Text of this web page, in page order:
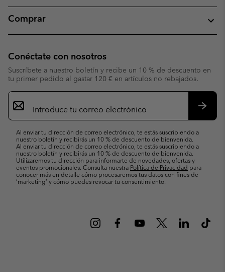
Comprar
Conéctate con nosotros
Suscríbete a nuestro boletín y recibe un 10 % de descuento en
tu primer pedido al gastar 120 € en artículos no rebajados.
Suscripción
de
correo
Al enviar tu dirección de correo electrónico, te estás suscribiendo a
nuestro boletín y recibirás un 10 % de descuento de bienvenida.
Al enviar tu dirección de correo electrónico, te estás suscribiendo a
nuestro boletín y recibirás un 10 % de descuento de bienvenida.
Utilizaremos tu dirección para informarte de novedades, ofertas y
eventos promocionales. Consulta nuestra Política de Privacidad para
conocer más en detalle cómo procesaremos tus datos con fines de
’marketing’ y cómo puedes revocar tu consentimiento.